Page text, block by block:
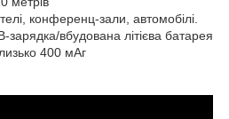
конференц-зали, автомобілі.
зарядка/вбудована літієва батарея
400 мАг